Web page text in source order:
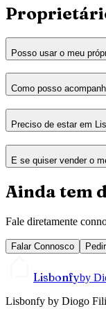
Posso usar o meu
Como posso
Preciso de estar em
E se quiser vender o
Ainda tem
Fale diretamente
Falar Connosco
Lisbonfyby
Lisbonfy by Diogo